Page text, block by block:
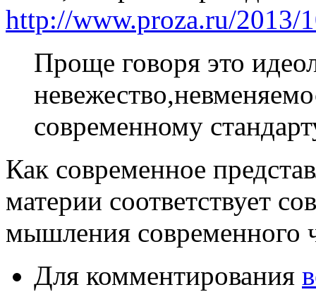
http://www.proza.ru/2013/
Проще говоря это
современному
Как современное
материи соответствует
мышления современного
Для комментирования